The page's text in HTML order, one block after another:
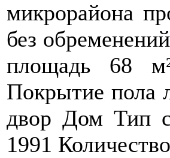
микрорайона
без
площадь 68
Покрытие пола
двор Дом Тип
1991